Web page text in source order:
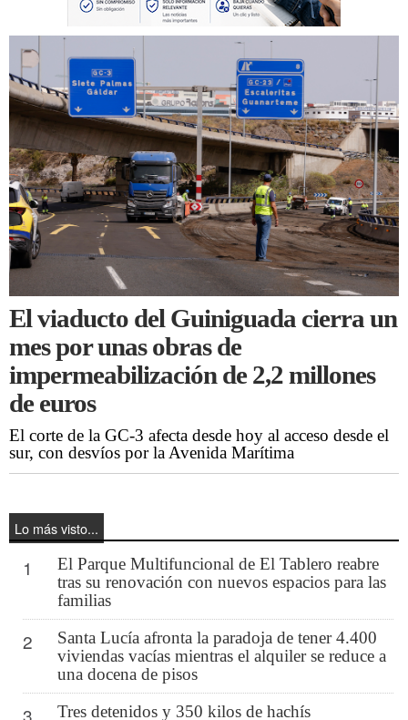
El viaducto del Guiniguada cierra un
mes por unas obras de
impermeabilización de 2,2 millones
de euros
El corte de la GC-3 afecta desde hoy al acceso desde el
sur, con desvíos por la Avenida Marítima
Lo más visto...
1
El Parque Multifuncional de El Tablero reabre
tras su renovación con nuevos espacios para las
familias
2
Santa Lucía afronta la paradoja de tener 4.400
viviendas vacías mientras el alquiler se reduce a
una docena de pisos
3
Tres detenidos y 350 kilos de hachís